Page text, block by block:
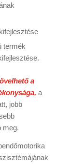
termék
a
a
jobb
meg.